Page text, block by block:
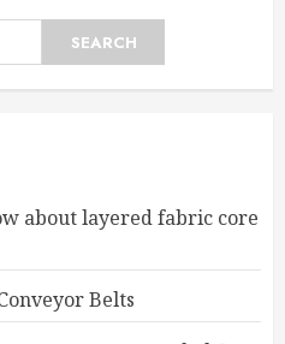
SEARCH
about layered fabric core
Belts